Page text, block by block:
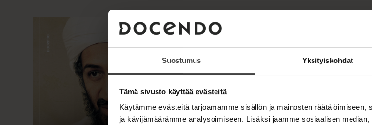
Suostumus Yksityiskohdat
Tämä sivusto käyttää evästeitä
Käytämme evästeitä tarjoamamme sisällön ja mainosten räätälöimiseen,
ja kävijämäärämme analysoimiseen. Lisäksi jaamme sosiaalisen